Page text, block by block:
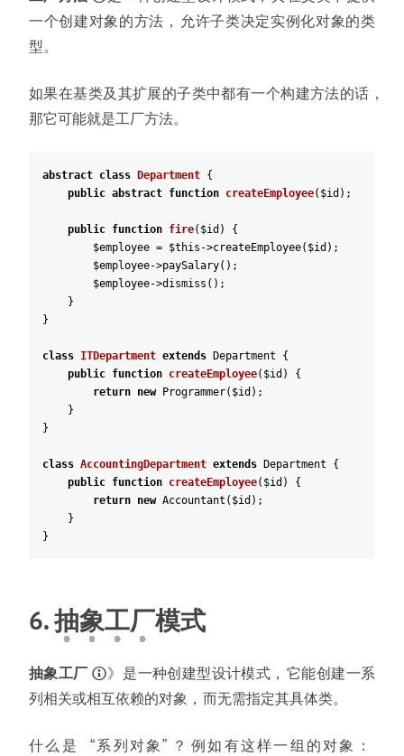
一个创建对象的方法 ，
允许子类决定实例化对象的类
型。
如果在基类及其扩展的子类中都有一个构建方法的话
那它可能就是工厂方法。
abstract class Department {
public abstract function createEmployee( $id ) ;
public function fire( $id )
{
$employee = $this ->createEmployee( $id ) ;
$employee->paySalary( ) ;
$employee->dismiss ( ) ;
}
}
class ITDepartment extends Department
{
public function createEmployee( $id )
{
return new Programmer( $id ) ;
}
}
class AccountingDepartment extends Department
{
public function createEmployee( $id )
{
return new Accountant ( $id ) ;
}
}
6.抽象工厂模式
抽象工厂 》 是一种创建型设计模式 ， 它能创建一系
列相关或相互依赖的对象
而无需指定其具体类。
什么是 “系列对象 ？ 例如有这样一组的对象 ：